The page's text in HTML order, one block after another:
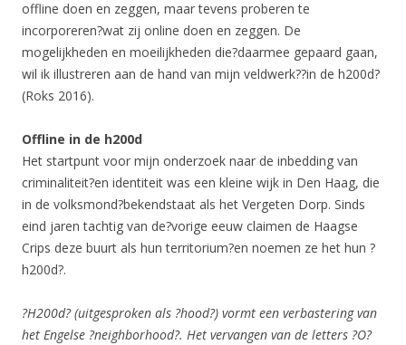
offline doen en zeggen, maar tevens proberen te
incorporeren?wat zij online doen en zeggen. De
mogelijkheden en moeilijkheden die?daarmee gepaard gaan,
wil ik illustreren aan de hand van mijn veldwerk??in de h200d?
(Roks 2016).
Offline in de h200d
Het startpunt voor mijn onderzoek naar de inbedding van
criminaliteit?en identiteit was een kleine wijk in Den Haag, die
in de volksmond?bekendstaat als het Vergeten Dorp. Sinds
eind jaren tachtig van de?vorige eeuw claimen de Haagse
Crips deze buurt als hun territorium?en noemen ze het hun ?
h200d?.
?H200d? (uitgesproken als ?hood?) vormt een verbastering van
het Engelse ?neighborhood?. Het vervangen van de letters ?O?